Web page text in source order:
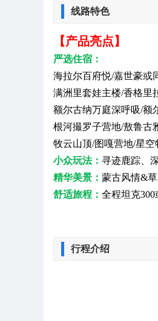
线路特色
【产品亮点】
严选住宿：
海拉尔百府悦/嘉世豪或
满洲里套娃主楼/香格里
额尔古纳万庭深呼吸/额
根河撮罗子营地/敖鲁古
牧云山顶/图嘎营地/星空
小众玩法： 寻迹鹿踪、
精华美景： 蒙古风情&
舒适旅程： 全程坦克
行程介绍